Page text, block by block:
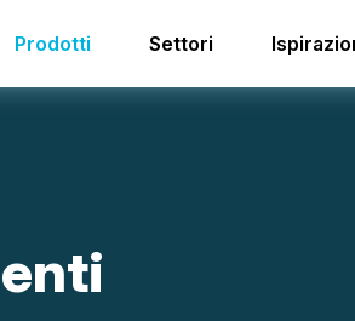
Prodotti Settori
enti